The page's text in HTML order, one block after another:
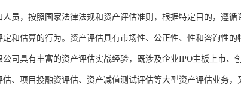
人员，按照国家法律法规和资产评估准则，根据特定目的，遵
和估算的行为。资产评估具有市场性、公正性、性和咨询性的
司具有丰富的资产评估实战经验，既涉及企业IPO主板上市
估、项目投融资评估、资产减值测试评估等大型资产评估业务